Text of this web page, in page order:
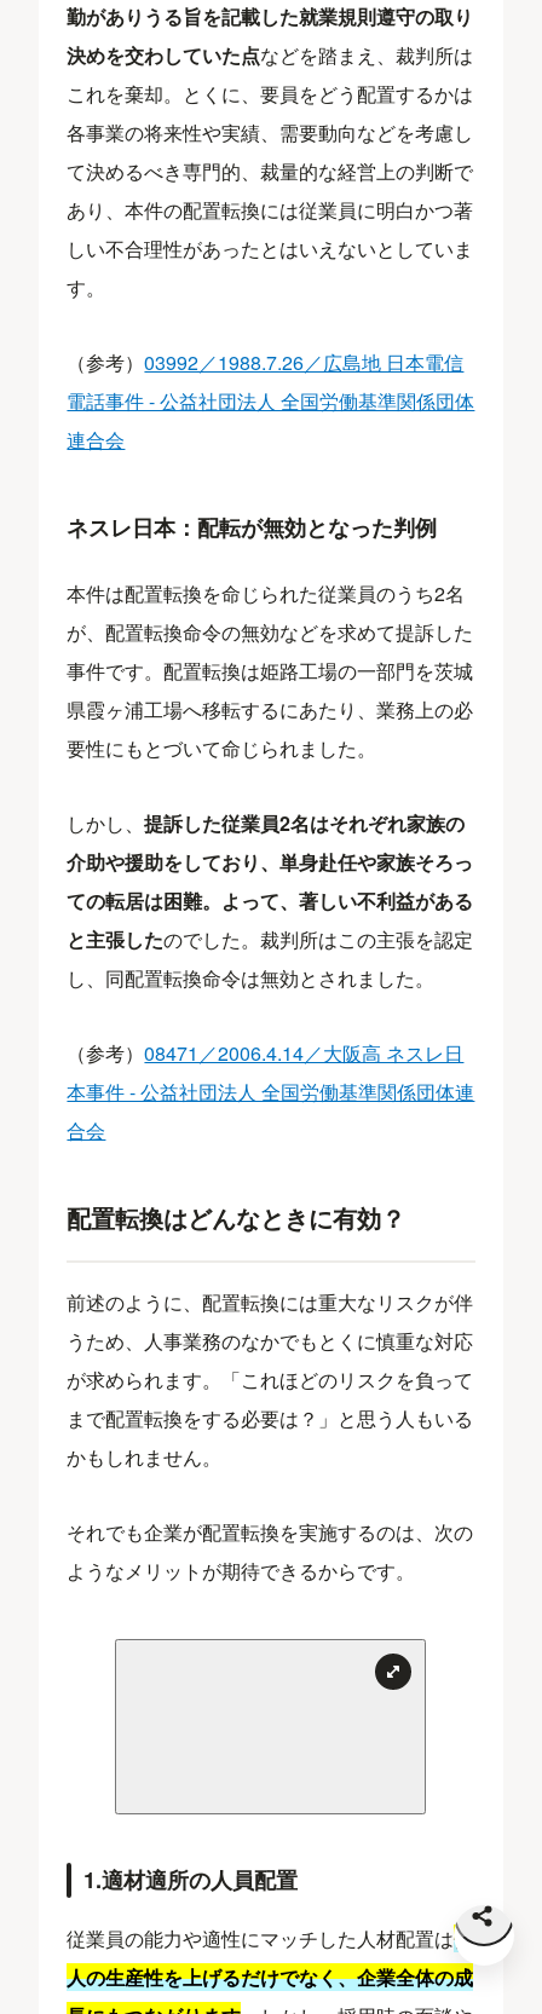
勤がありうる旨を記載した就業規則遵守の取り
決めを交わしていた点などを踏まえ、裁判所は
これを棄却。とくに、要員をどう配置するかは
各事業の将来性や実績、需要動向などを考慮し
て決めるべき専門的、裁量的な経営上の判断で
あり、本件の配置転換には従業員に明白かつ著
しい不合理性があったとはいえないとしていま
す。
（参考）03992／1988.7.26／広島地 日本電信
電話事件 - 公益社団法人 全国労働基準関係団体
連合会
ネスレ日本：配転が無効となった判例
本件は配置転換を命じられた従業員のうち2名
が、配置転換命令の無効などを求めて提訴した
事件です。配置転換は姫路工場の一部門を茨城
県霞ヶ浦工場へ移転するにあたり、業務上の必
要性にもとづいて命じられました。
しかし、提訴した従業員2名はそれぞれ家族の
介助や援助をしており、単身赴任や家族そろっ
ての転居は困難。よって、著しい不利益がある
と主張したのでした。裁判所はこの主張を認定
し、同配置転換命令は無効とされました。
（参考）08471／2006.4.14／大阪高 ネスレ日
本事件 - 公益社団法人 全国労働基準関係団体連
合会
配置転換はどんなときに有効？
前述のように、配置転換には重大なリスクが伴
うため、人事業務のなかでもとくに慎重な対応
が求められます。「これほどのリスクを負って
まで配置転換をする必要は？」と思う人もいる
かもしれません。
それでも企業が配置転換を実施するのは、次の
ようなメリットが期待できるからです。
1.適材適所の人員配置
従業員の能力や適性にマッチした人材配置は個
人の生産性を上げるだけでなく、企業全体の成